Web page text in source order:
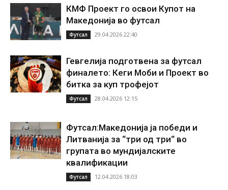
КМФ Проект го освои Купот на
Македонија во футсал
Футсал 29.04.2026 22:40
Гевгелија подготвена за футсал
финалето: Кеги Моби и Проект во
битка за куп трофејот
Футсал 28.04.2026 12:15
Футсал:Македонија ја победи и
Литванија за “три од три“ во
групата во мундијалските
квалификации
Футсал 12.04.2026 18:03